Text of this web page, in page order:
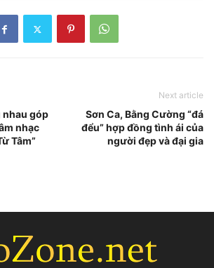
nhau góp
nhạc
Tâm”
Next article
Sơn Ca, Bằng Cường “đá
đểu” hợp đồng tình ái của
người đẹp và đại gia